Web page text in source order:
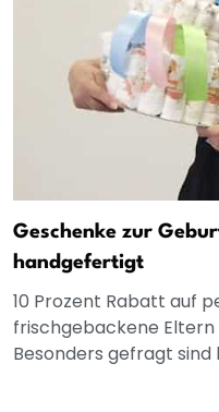
Geschenke zur
handgefertigt
10 Prozent Rabatt auf
frischgebackene Eltern
Besonders gefragt sind